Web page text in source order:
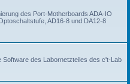
des Port-Motherboards ADA-IO
AD16-8 und DA12-8
des Labornetzteiles des c't-Lab